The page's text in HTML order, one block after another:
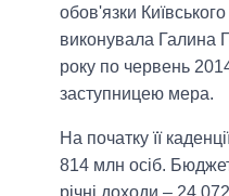
обов'язки
виконувала Галина
року по червень
заступницею мера.
На початку її
814 млн осіб.
річні доходи – 24